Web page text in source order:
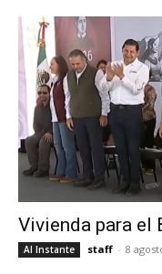
Vivienda para el
Al Instante staff - 8